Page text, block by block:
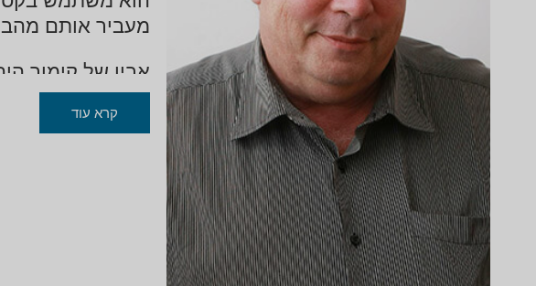
מעביר אותם
אביו של קימור
הנמשך כבר
בין הטוב שבכל
קרא עוד